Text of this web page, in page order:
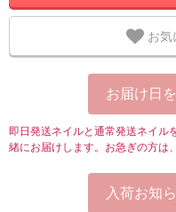
お
お届け日
即日発送ネイルと通常発送ネイル
緒にお届けします。お急ぎの方は
入荷お知